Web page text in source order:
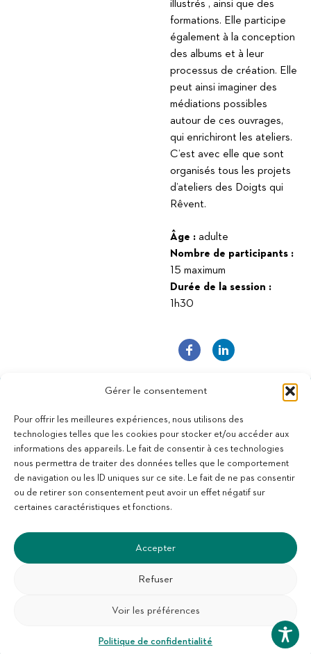
Gérer le consentement
Pour offrir les meilleures expériences, nous utilisons des
technologies telles que les cookies pour stocker et/ou accéder aux
informations des appareils. Le fait de consentir à ces technologies
nous permettra de traiter des données telles que le comportement
de navigation ou les ID uniques sur ce site. Le fait de ne pas consentir
ou de retirer son consentement peut avoir un effet négatif sur
certaines caractéristiques et fonctions.
Accepter
Refuser
Voir les préférences
Politique de confidentialité
illustrés , ainsi que des
formations. Elle participe
également à la conception
des albums et à leur
processus de création. Elle
peut ainsi imaginer des
médiations possibles
autour de ces ouvrages,
qui enrichiront les ateliers.
C’est avec elle que sont
organisés tous les projets
d’ateliers des Doigts qui
Rêvent.
Âge :adulte
Nombre de participants :
15 maximum
Durée de la session :
1h30
11 bis Rue des Novalles
21240 Talant - France
+33 (0)3 80 59 22 88
Membre de la Fédération des Aveugles de France
Membre du collectif Les Éditeurs Atypiques
SUIVEZ-NOUS :